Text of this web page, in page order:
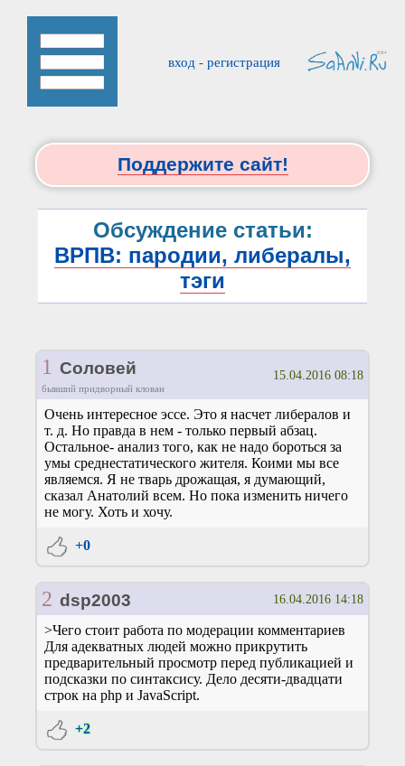
вход - регистрация
Поддержите сайт!
Обсуждение статьи:
ВРПВ: пародии, либералы,
тэги
1 Соловей
бывший придворный клован
15.04.2016 08:18
Очень интересное эссе. Это я насчет либералов и
т. д. Но правда в нем - только первый абзац.
Остальное- анализ того, как не надо бороться за
умы среднестатического жителя. Коими мы все
являемся. Я не тварь дрожащая, я думающий,
сказал Анатолий всем. Но пока изменить ничего
не могу. Хоть и хочу.
+0
2 dsp2003 16.04.2016 14:18
>Чего стоит работа по модерации комментариев
Для адекватных людей можно прикрутить
предварительный просмотр перед публикацией и
подсказки по синтаксису. Дело десяти-двадцати
строк на php и JavaScript.
+2